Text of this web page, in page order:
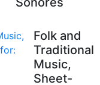
Folk and
Traditional
Music,
Sheet-